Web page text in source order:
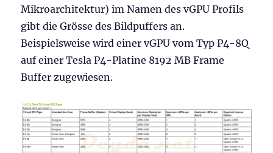
Mikroarchitektur) im Namen des vGPU Profils
gibt die Grösse des Bildpuffers an.
Beispielsweise wird einer vGPU vom Typ P4-8Q
auf einer Tesla P4-Platine 8192 MB Frame
Buffer zugewiesen.